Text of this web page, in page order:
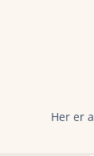
Her er